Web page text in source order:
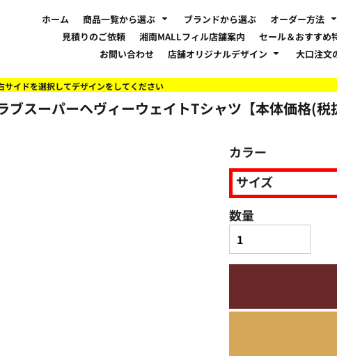
ホーム 商品一覧から選ぶ ブランドから選ぶ オーダー方法
見積りのご依頼
湘南MALLフィル店舗案内 セール＆おすすめ
お問い合わせ
店舗オリジナルデザイン 大口注文
イドを選択してデザインをしてください
スーパーヘヴィーウェイトTシャツ【本体価格(税
カラー
サイズ
数量
ップ）